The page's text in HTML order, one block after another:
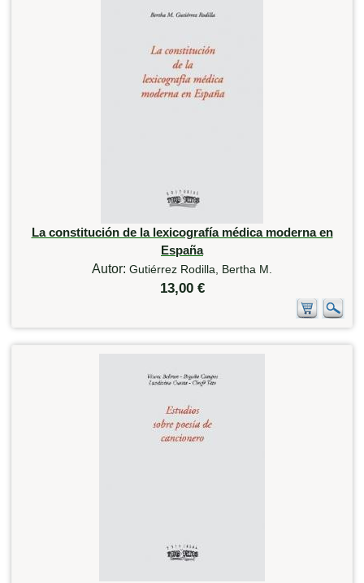
La constitución de la lexicografía médica moderna en
España
Autor: Gutiérrez Rodilla, Bertha M.
13,00 €